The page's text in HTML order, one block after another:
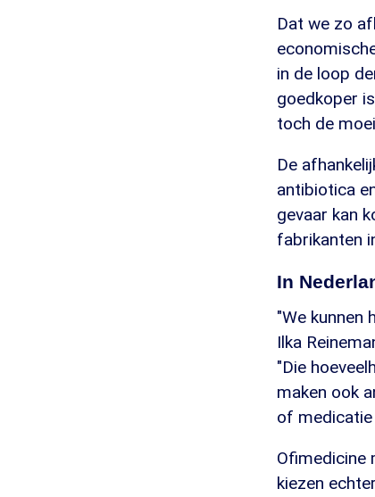
Dat we zo
in de loop
goedkoper
toch de
De
antibiotica
gevaar kan
fabrikanten
In
"We kunnen
Ilka
"Die
maken ook
of
Ofimedicine
kiezen